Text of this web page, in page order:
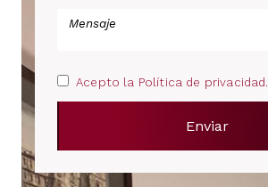
Acepto la Política de privacidad.